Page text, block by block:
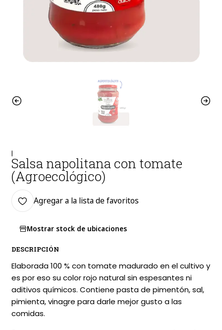
|
Salsa napolitana con tomate
(Agroecológico)
Agregar a la lista de favoritos
Mostrar stock de ubicaciones
DESCRIPCIÓN
Elaborada 100 % con tomate madurado en el cultivo y
es por eso su color rojo natural sin espesantes ni
aditivos químicos. Contiene pasta de pimentón, sal,
pimienta, vinagre para darle mejor gusto a las
comidas.